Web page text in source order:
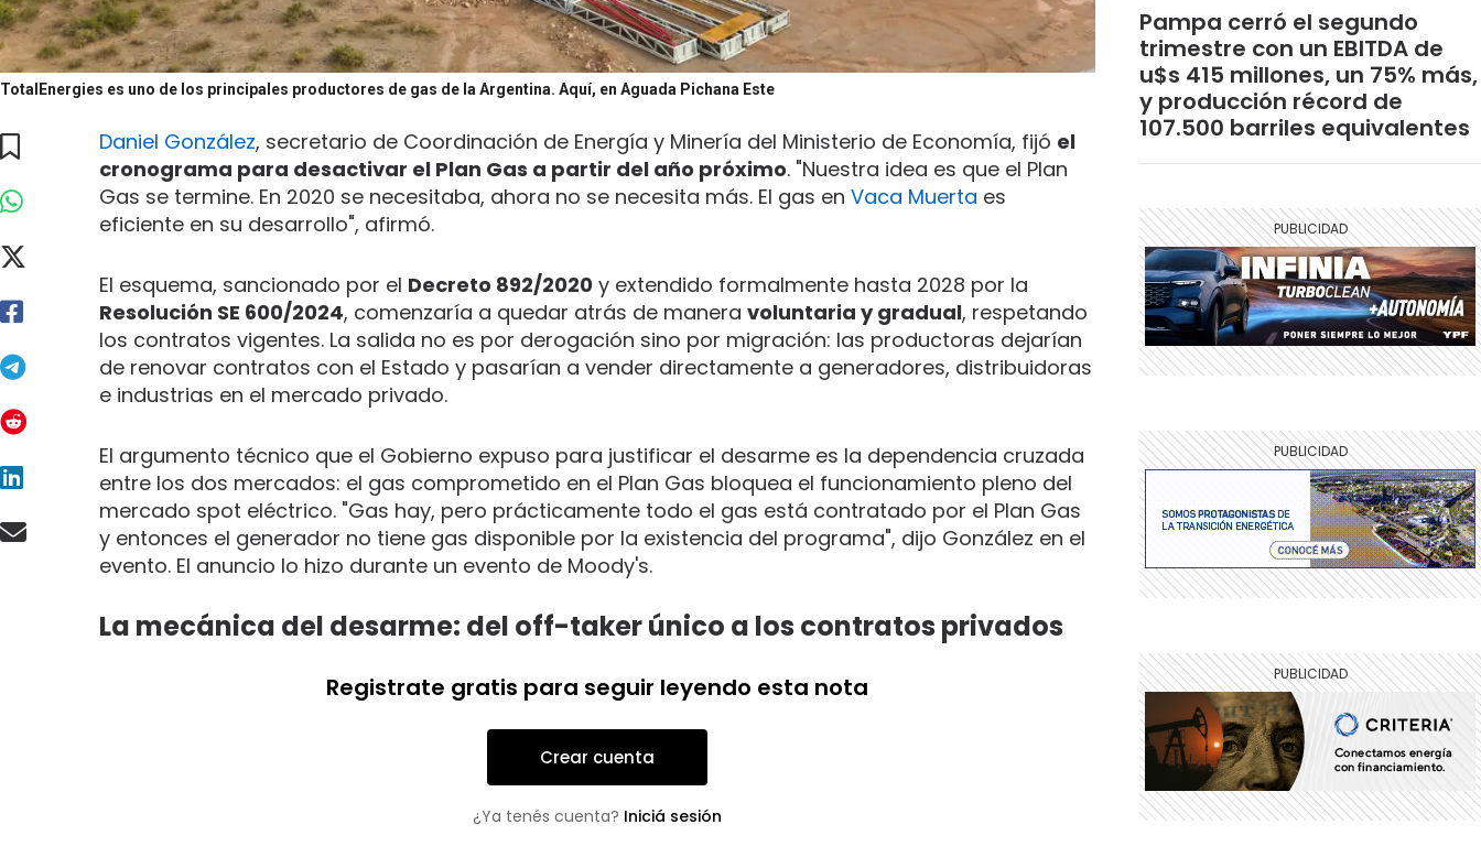
TotalEnergies es uno de los principales productores de gas de la Argentina. Aquí, en Aguada Pichana Este
Daniel González, secretario de Coordinación de Energía y Minería del Ministerio de Economía, fijó el
cronograma para desactivar el Plan Gas a partir del año próximo. "Nuestra idea es que el Plan
Gas se termine. En 2020 se necesitaba, ahora no se necesita más. El gas en Vaca Muerta es
eficiente en su desarrollo", afirmó.
El esquema, sancionado por el Decreto 892/2020 y extendido formalmente hasta 2028 por la
Resolución SE 600/2024, comenzaría a quedar atrás de manera voluntaria y gradual, respetando
los contratos vigentes. La salida no es por derogación sino por migración: las productoras dejarían
de renovar contratos con el Estado y pasarían a vender directamente a generadores, distribuidoras
e industrias en el mercado privado.
El argumento técnico que el Gobierno expuso para justificar el desarme es la dependencia cruzada
entre los dos mercados: el gas comprometido en el Plan Gas bloquea el funcionamiento pleno del
mercado spot eléctrico. "Gas hay, pero prácticamente todo el gas está contratado por el Plan Gas
y entonces el generador no tiene gas disponible por la existencia del programa", dijo González en el
evento. El anuncio lo hizo durante un evento de Moody's.
La mecánica del desarme: del off-taker único a los contratos privados
Registrate gratis para seguir leyendo esta nota
Crear cuenta
¿Ya tenés cuenta? Iniciá sesión
Pampa cerró el segundo
trimestre con un EBITDA de
u$s 415 millones, un 75% más,
y producción récord de
107.500 barriles equivalentes